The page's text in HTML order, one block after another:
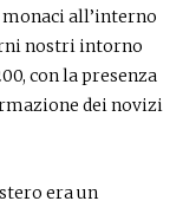
all’interno
nostri intorno
con la presenza
dei novizi
era un